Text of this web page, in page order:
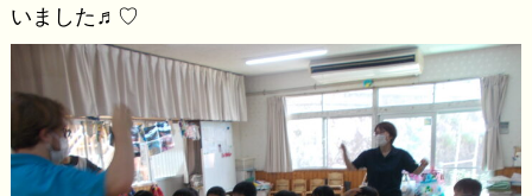
いました♬︎♡